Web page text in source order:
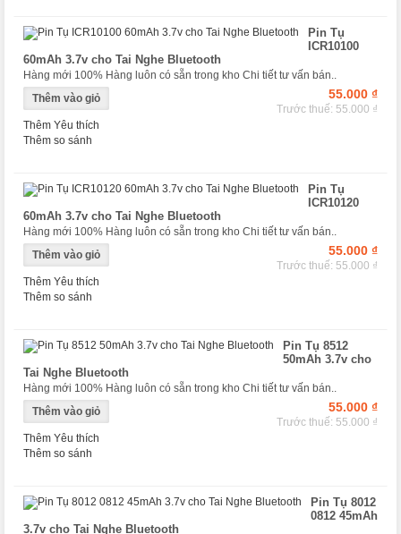
Pin Tụ
ICR10100
60mAh 3.7v cho Tai Nghe Bluetooth
Hàng mới 100% Hàng luôn có sẵn trong kho Chi tiết tư vấn bán..
55.000 ₫
Trước thuế: 55.000 ₫
Thêm Yêu thích
Thêm so sánh
Pin Tụ
ICR10120
60mAh 3.7v cho Tai Nghe Bluetooth
Hàng mới 100% Hàng luôn có sẵn trong kho Chi tiết tư vấn bán..
55.000 ₫
Trước thuế: 55.000 ₫
Thêm Yêu thích
Thêm so sánh
Pin Tụ 8512
50mAh 3.7v cho
Tai Nghe Bluetooth
Hàng mới 100% Hàng luôn có sẵn trong kho Chi tiết tư vấn bán..
55.000 ₫
Trước thuế: 55.000 ₫
Thêm Yêu thích
Thêm so sánh
Pin Tụ 8012
0812 45mAh
3.7v cho Tai Nghe Bluetooth